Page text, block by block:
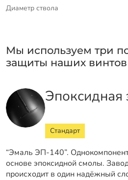
Диаметр ствола
Мы используем три
защиты наших
Эпоксидная
Стандарт
“Эмаль ЭП-140”.
основе эпоксидной смолы.
происходит в один надёжный